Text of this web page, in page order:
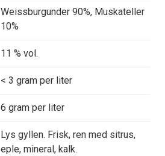
Weissburgunder 90%, Muskateller
10%
11 % vol.
< 3 gram per liter
6 gram per liter
Lys gyllen. Frisk, ren med sitrus,
eple, mineral, kalk.